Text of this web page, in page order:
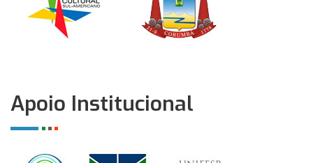
Apoio Institucional